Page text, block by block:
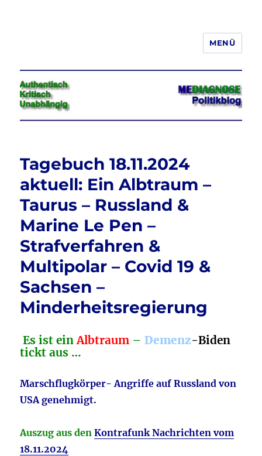
Jeder hat das Recht, seine
Meinung in Wort, Schrift und Bild
frei zu äußern und zu verbreiten
MENÜ
Tagebuch 18.11.2024
aktuell: Ein Albtraum –
Taurus – Russland &
Marine Le Pen –
Strafverfahren &
Multipolar – Covid 19 &
Sachsen –
Minderheitsregierung
Es ist einAlbtraum –Demenz-Biden
tickt aus …
Marschflugkörper- Angriffe auf Russland von
USA genehmigt.
Auszug aus denKontrafunk Nachrichten vom
18.11.2024